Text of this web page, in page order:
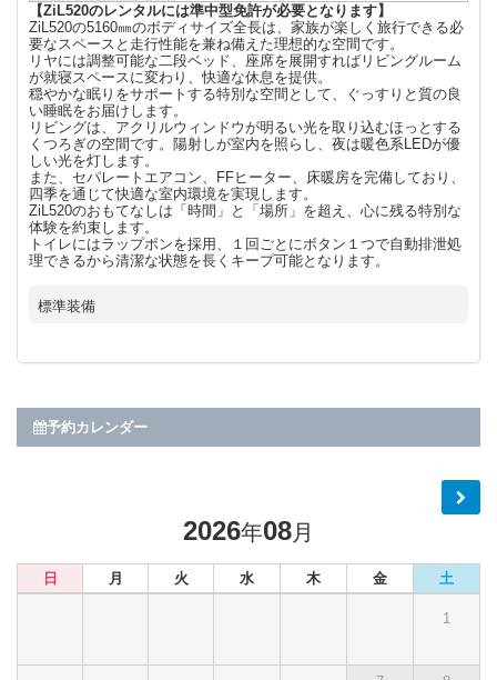
【ZiL520のレンタルには準中型免許が必要となります】
ZiL520の5160㎜のボディサイズ全長は、家族が楽しく旅行できる必
要なスペースと走行性能を兼ね備えた理想的な空間です。
リヤには調整可能な二段ベッド、座席を展開すればリビングルーム
が就寝スペースに変わり、快適な休息を提供。
穏やかな眠りをサポートする特別な空間として、ぐっすりと質の良
い睡眠をお届けします。
リビングは、アクリルウィンドウが明るい光を取り込むほっとする
くつろぎの空間です。陽射しが室内を照らし、夜は暖色系LEDが優
しい光を灯します。
また、セパレートエアコン、FFヒーター、床暖房を完備しており、
四季を通じて快適な室内環境を実現します。
ZiL520のおもてなしは「時間」と「場所」を超え、心に残る特別な
体験を約束します。
トイレにはラップポンを採用、１回ごとにボタン１つで自動排泄処
理できるから清潔な状態を長くキープ可能となります。
標準装備
予約カレンダー
2026年08月
日 月 火 水 木 金 土
1